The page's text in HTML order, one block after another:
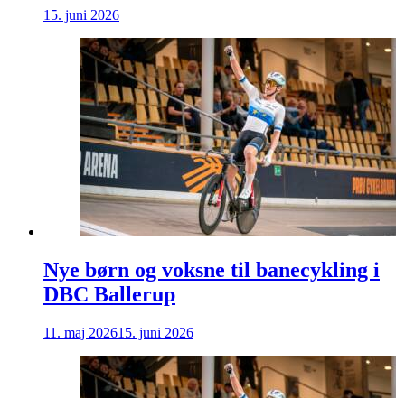
15. juni 2026
Nye børn og voksne til banecykling i
DBC Ballerup
11. maj 202615. juni 2026